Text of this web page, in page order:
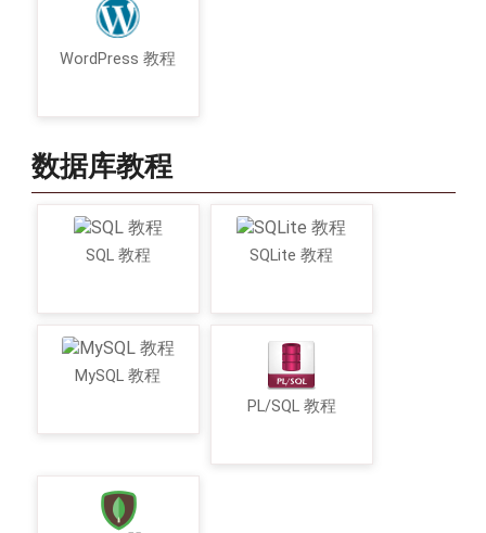
WordPress 教程
数据库教程
SQL 教程 SQLite 教程
MySQL 教程
PL/SQL 教程